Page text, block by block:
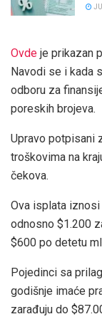
Ovde je prikazan
Navodi se i kada
odboru za
poreskih brojeva.
Upravo potpisani
troškovima na
čekova.
Ova isplata
odnosno $1.200
$600 po detetu
Pojedinci sa
godišnje imaće
zarađuju do